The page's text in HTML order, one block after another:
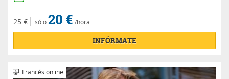
25 € sólo20 € /hora
INFÓRMATE
Francés online